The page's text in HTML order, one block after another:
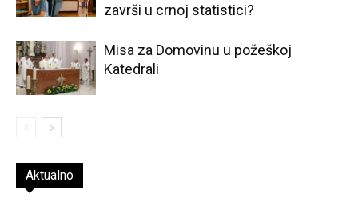
završi u crnoj statistici?
Misa za Domovinu u požeškoj
Katedrali
Aktualno